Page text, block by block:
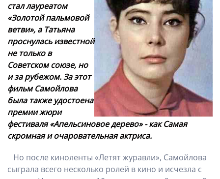
стал лауреатом
«Золотой пальмовой
ветви», а Татьяна
проснулась известной
не только в
Советском союзе, но
и за рубежом. За этот
фильм Самойлова
была также удостоена
премии жюри
фестиваля «Апельсиновое дерево» - как Самая
скромная и очаровательная актриса.
Но после киноленты «Летят журавли», Самойлова
сыграла всего несколько ролей в кино и исчезла с